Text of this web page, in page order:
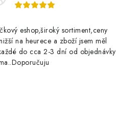
eshop,široký sortiment,ceny
na heurece a zboží jsem měl
do cca 2-3 dní od objednávky